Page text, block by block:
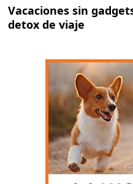
Vacaciones sin
detox de viaje